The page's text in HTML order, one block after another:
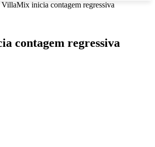
VillaMix inicia contagem regressiva
contagem regressiva